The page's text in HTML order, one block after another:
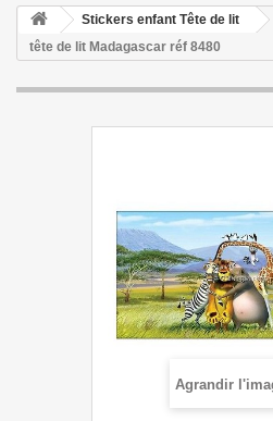
Stickers enfant Tête de lit
tête de lit Madagascar réf 8480
Agrandir